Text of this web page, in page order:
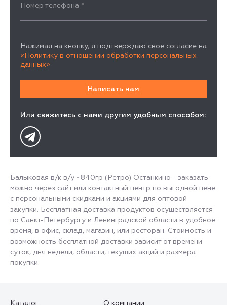
Номер телефона *
Нажимая на кнопку, я подтверждаю свое согласие на
«Политику в отношении обработки персональных
данных»
Или свяжитесь с нами другим удобным способом:
Балыковая в/к в/у ~840гр (Ретро) Останкино - заказать
можно через сайт или контактный центр по выгодной цене
с персональными скидками и акциями для оптовой
закупки. Бесплатная доставка продуктов осуществляется
по Санкт-Петербургу и Ленинградской области в удобное
время, в офис, склад, магазин, или ресторан. Стоимость и
возможность бесплатной доставки зависит от времени
суток, дня недели, области, текущих акций и размера
покупки.